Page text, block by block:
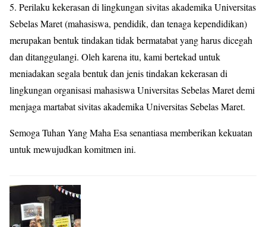
5. Perilaku kekerasan di lingkungan sivitas akademika Universitas
Sebelas Maret (mahasiswa, pendidik, dan tenaga kependidikan)
merupakan bentuk tindakan tidak bermatabat yang harus dicegah
dan ditanggulangi. Oleh karena itu, kami bertekad untuk
meniadakan segala bentuk dan jenis tindakan kekerasan di
lingkungan organisasi mahasiswa Universitas Sebelas Maret demi
menjaga martabat sivitas akademika Universitas Sebelas Maret.
Semoga Tuhan Yang Maha Esa senantiasa memberikan kekuatan
untuk mewujudkan komitmen ini.